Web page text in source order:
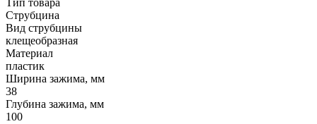
Тип товара
Струбцина
Вид струбцины
клещеобразная
Материал
пластик
Ширина зажима, мм
38
Глубина зажима, мм
100